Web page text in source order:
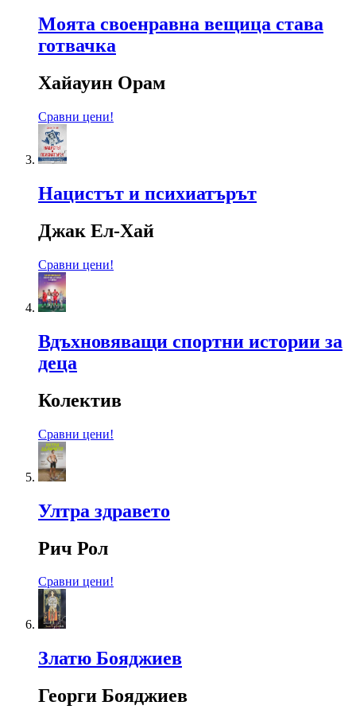
Моята своенравна вещица става
готвачка
Хайауин Орам
Сравни цени!
Нацистът и психиатърът
Джак Ел-Хай
Сравни цени!
Вдъхновяващи спортни истории за
деца
Колектив
Сравни цени!
Ултра здравето
Рич Рол
Сравни цени!
Златю Бояджиев
Георги Бояджиев